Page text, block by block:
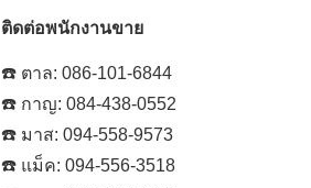
ติดต่อพนักงานขาย
☎️ ตาล: 086-101-6844
☎️ กาญ: 084-438-0552
☎️ มาส: 094-558-9573
☎️ แม็ค: 094-556-3518